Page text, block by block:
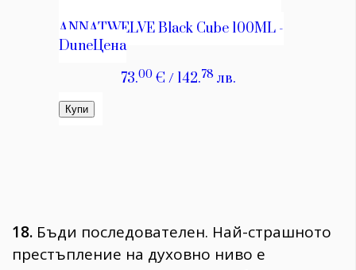
18. Бъди последователен. Най-страшното
престъпление на духовно ниво е